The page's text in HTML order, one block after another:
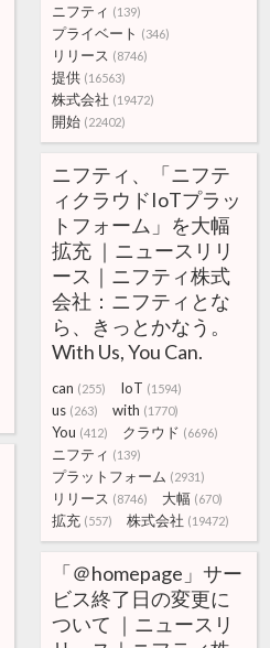
ニフティ (139)
プライベート (346)
リリース (8746)
提供 (16563)
株式会社 (19472)
開始 (22402)
ニフティ、「ニフテ
ィクラウドIoTプラッ
トフォーム」を大幅
拡充 ｜ニュースリリ
ース｜ニフティ株式
会社：ニフティとな
ら、きっとかなう。
With Us, You Can.
can (255) IoT (1594)
us (263) with (1770)
You (412) クラウド (6696)
ニフティ (139)
プラットフォーム (2931)
リリース (8746) 大幅 (670)
拡充 (557) 株式会社 (19472)
「＠homepage」サー
ビス終了日の変更に
ついて ｜ニュースリ